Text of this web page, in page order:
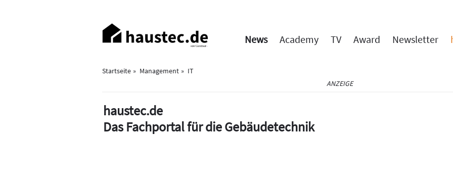
Haupt-
Navigation
News Academy TV Award Newsletter
Startseite Management
IT
ANZEIGE
haustec.de
Das Fachportal für die Gebäudetechnik